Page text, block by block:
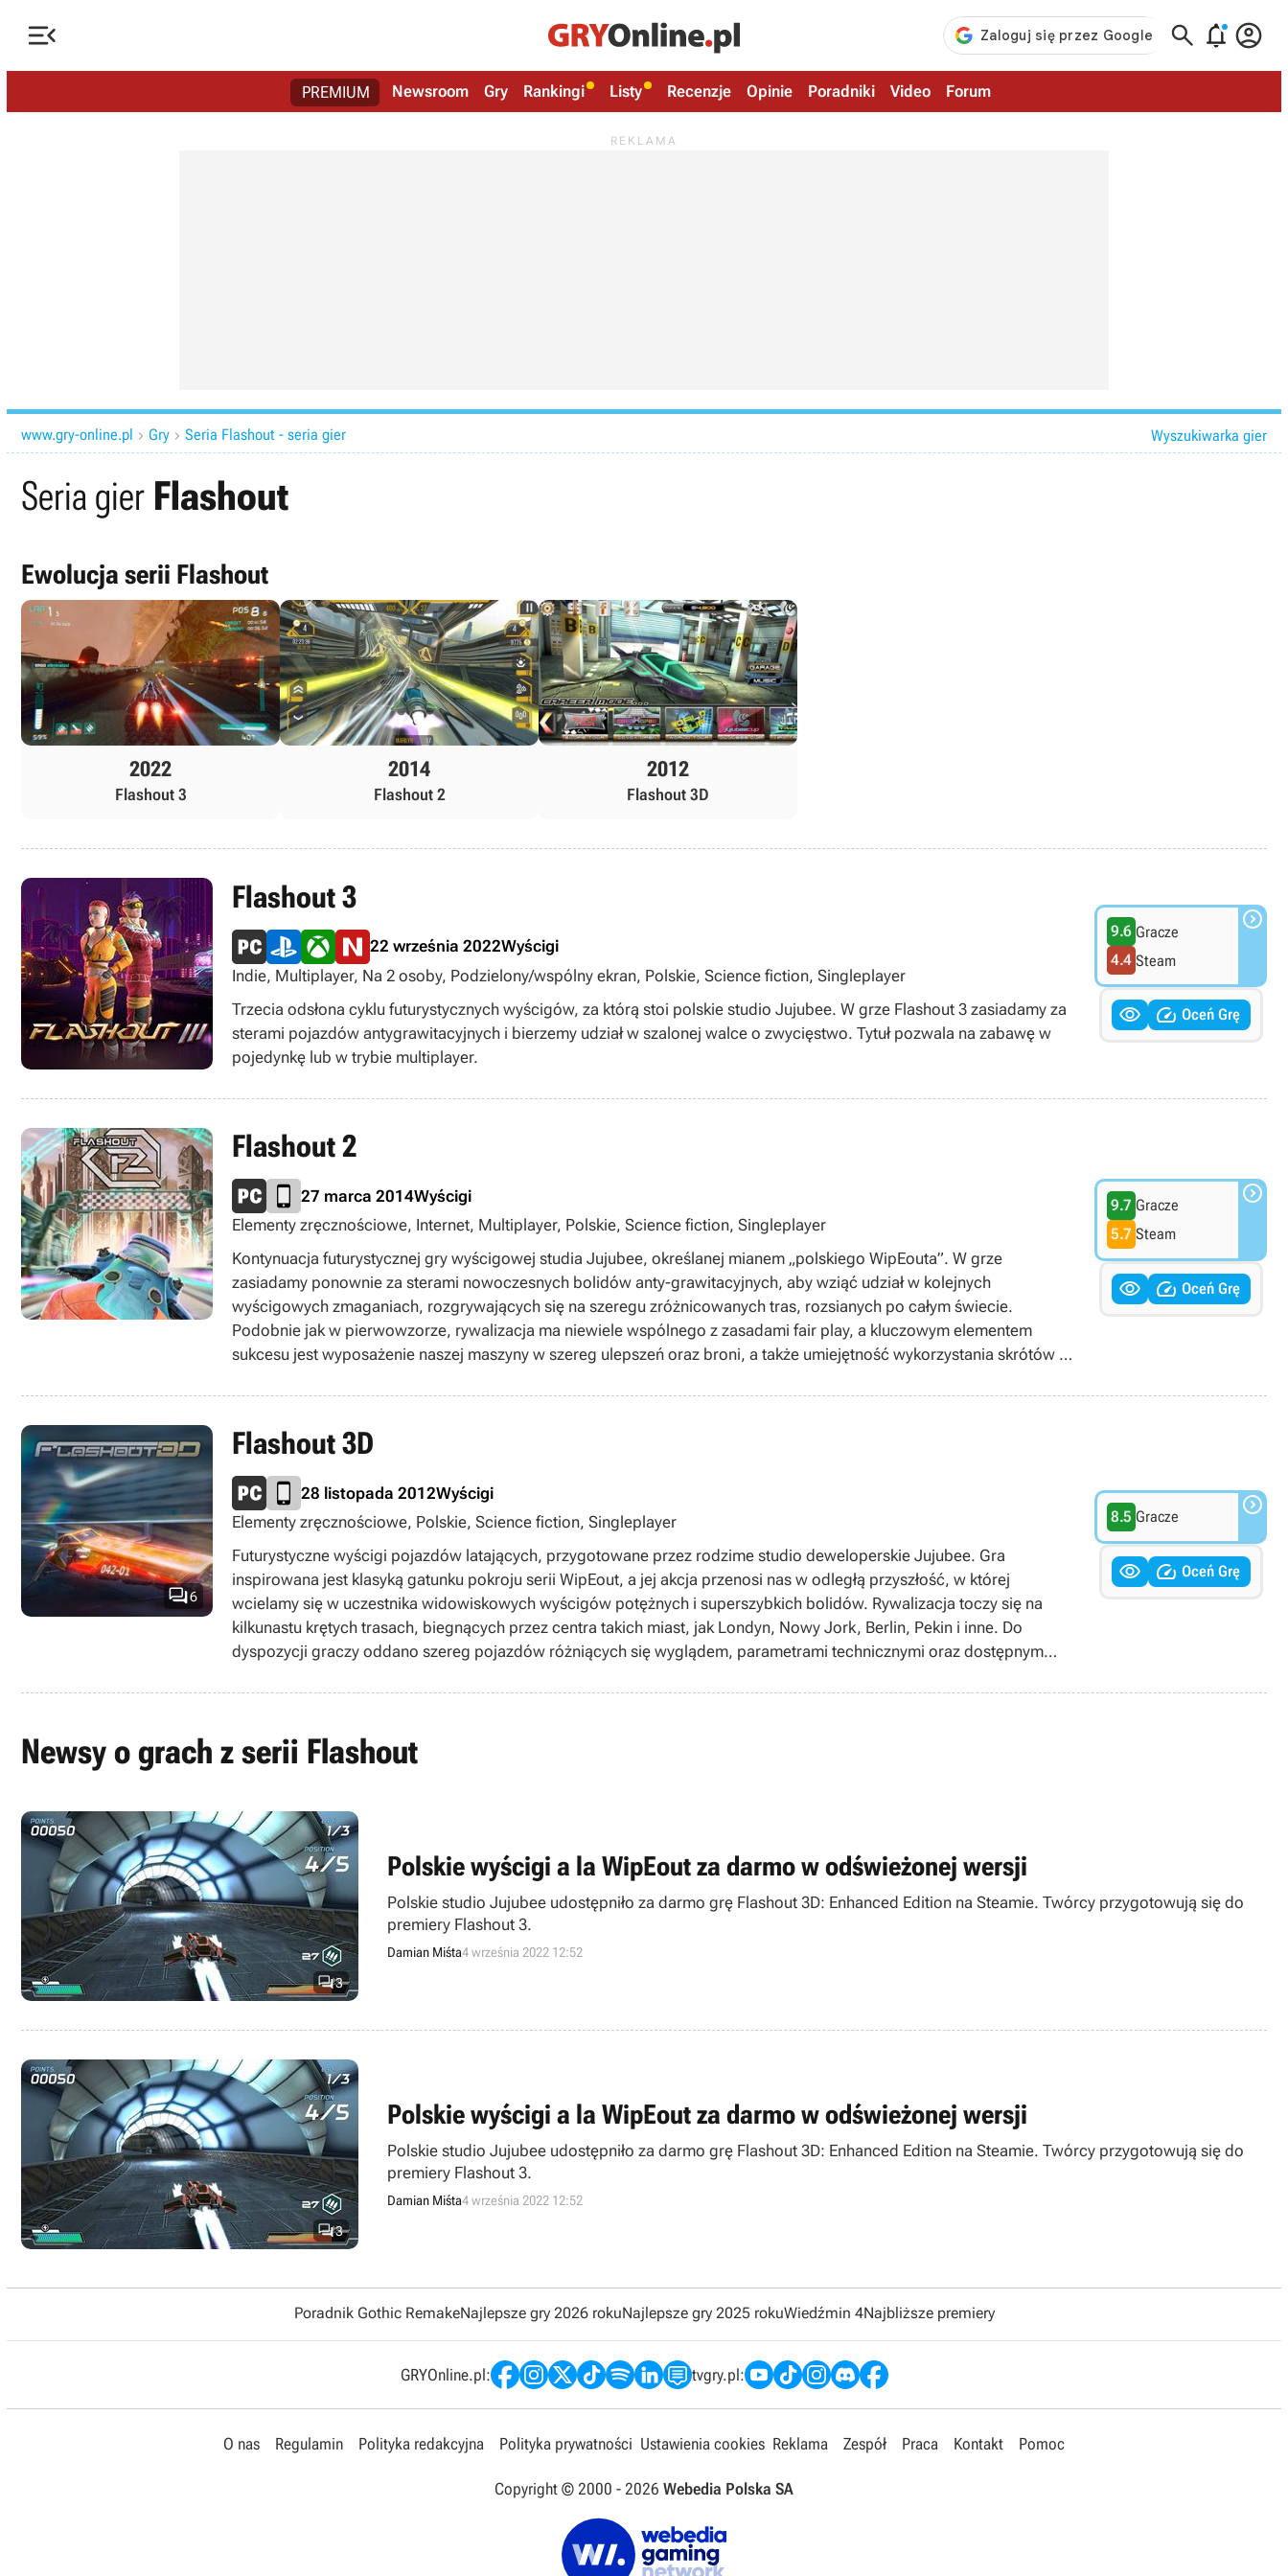
   
PREMIUM Newsroom Gry Rankingi Listy Recenzje Opinie Poradniki Video Forum
www.gry-online.pl  Gry  Seria Flashout - seria gier Wyszukiwarka gier
Seria gier Flashout
Ewolucja serii Flashout
2022
Flashout 3
2014
Flashout 2
2012
Flashout 3D
Flashout 3
22 września 2022Wyścigi
Indie, Multiplayer, Na 2 osoby, Podzielony/wspólny ekran, Polskie, Science fiction, Singleplayer
Trzecia odsłona cyklu futurystycznych wyścigów, za którą stoi polskie studio Jujubee. W grze Flashout 3 zasiadamy za
sterami pojazdów antygrawitacyjnych i bierzemy udział w szalonej walce o zwycięstwo. Tytuł pozwala na zabawę w
pojedynkę lub w trybie multiplayer.
9.6 Gracze
4.4 Steam

  Oceń Grę
Flashout 2
27 marca 2014Wyścigi
Elementy zręcznościowe, Internet, Multiplayer, Polskie, Science fiction, Singleplayer
Kontynuacja futurystycznej gry wyścigowej studia Jujubee, określanej mianem „polskiego WipEouta”. W grze
zasiadamy ponownie za sterami nowoczesnych bolidów anty-grawitacyjnych, aby wziąć udział w kolejnych
wyścigowych zmaganiach, rozgrywających się na szeregu zróżnicowanych tras, rozsianych po całym świecie.
Podobnie jak w pierwowzorze, rywalizacja ma niewiele wspólnego z zasadami fair play, a kluczowym elementem
sukcesu jest wyposażenie naszej maszyny w szereg ulepszeń oraz broni, a także umiejętność wykorzystania skrótów i
elementy fabuły, którą poznajemy, oglądając filmowe przerywniki. Znaczącej poprawie uległa też grafika oraz silnik
fizyczny, odpowiedzialny za zachowanie bolidów. Twórcy przygotowali również kilka nowych trybów zabawy, takich
jak Destrukcja, Rywalizacja i Versus oraz niedostępny w pierwowzorze tryb zmagań wieloosobowych.
9.7 Gracze
5.7 Steam

  Oceń Grę
6
Flashout 3D
28 listopada 2012Wyścigi
Elementy zręcznościowe, Polskie, Science fiction, Singleplayer
Futurystyczne wyścigi pojazdów latających, przygotowane przez rodzime studio deweloperskie Jujubee. Gra
inspirowana jest klasyką gatunku pokroju serii WipEout, a jej akcja przenosi nas w odległą przyszłość, w której
wcielamy się w uczestnika widowiskowych wyścigów potężnych i superszybkich bolidów. Rywalizacja toczy się na
kilkunastu krętych trasach, biegnących przez centra takich miast, jak Londyn, Nowy Jork, Berlin, Pekin i inne. Do
dyspozycji graczy oddano szereg pojazdów różniących się wyglądem, parametrami technicznymi oraz dostępnym
możliwość modyfikowania bolidów oraz korzystania z rozmaitych power-upów, zapewniających przewagę nad
wbudowany w grę equalizer i zmieniająca się w rytm ścieżki dźwiękowej kolorystyka elementów otoczenia.
8.5 Gracze 
  Oceń Grę
Newsy o grach z serii Flashout
3
Polskie wyścigi a la WipEout za darmo w odświeżonej wersji
Polskie studio Jujubee udostępniło za darmo grę Flashout 3D: Enhanced Edition na Steamie. Twórcy przygotowują się do
premiery Flashout 3.
Damian Miśta4 września 2022 12:52
3
Polskie wyścigi a la WipEout za darmo w odświeżonej wersji
Polskie studio Jujubee udostępniło za darmo grę Flashout 3D: Enhanced Edition na Steamie. Twórcy przygotowują się do
premiery Flashout 3.
Damian Miśta4 września 2022 12:52
Poradnik Gothic RemakeNajlepsze gry 2026 rokuNajlepsze gry 2025 rokuWiedźmin 4Najbliższe premiery
GRYOnline.pl: tvgry.pl:
O nas Regulamin Polityka redakcyjna Polityka prywatności Ustawienia cookies Reklama Zespół Praca Kontakt Pomoc
Copyright © 2000 - 2026 Webedia Polska SA